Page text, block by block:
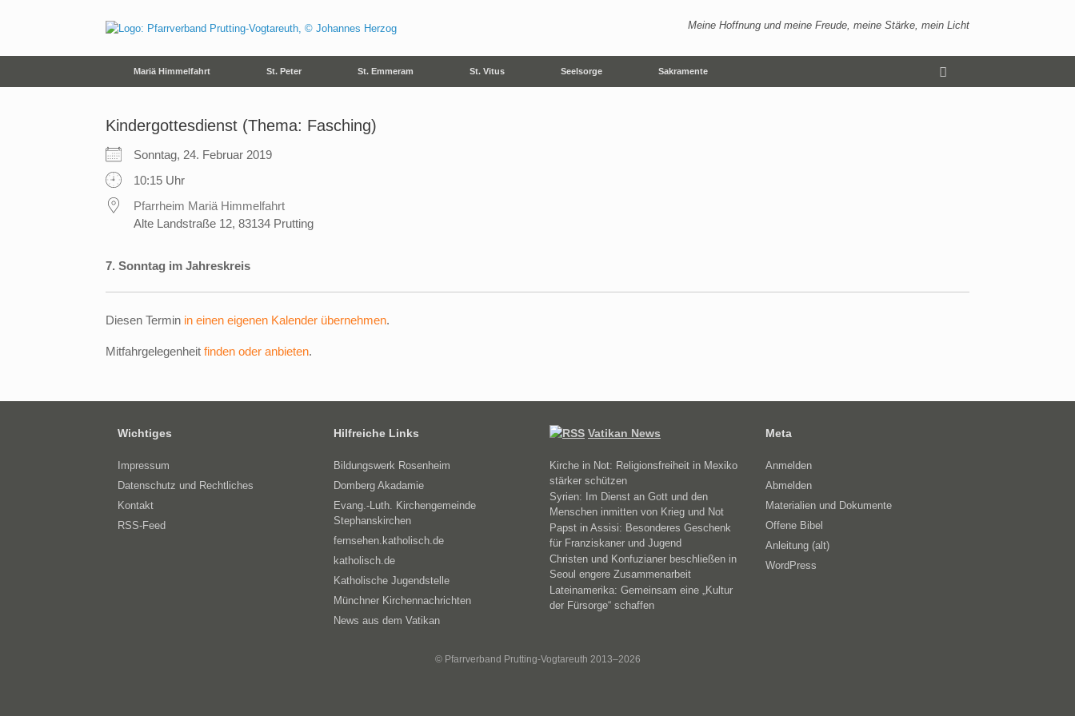
Meine Hoffnung und meine Freude, meine Stärke, mein Licht
Mariä Himmelfahrt St. Peter St. Emmeram St. Vitus Seelsorge Sakramente
Kindergottesdienst (Thema: Fasching)
Sonntag, 24. Februar 2019
10:15 Uhr
Pfarrheim Mariä Himmelfahrt
Alte Landstraße 12, 83134 Prutting
7. Sonntag im Jahreskreis
Diesen Termin in einen eigenen Kalender übernehmen.
Mitfahrgelegenheit finden oder anbieten.
Wichtiges
Impressum
Datenschutz und Rechtliches
Kontakt
RSS-Feed
Hilfreiche Links
Bildungswerk Rosenheim
Domberg Akadamie
Evang.-Luth. Kirchengemeinde
Stephanskirchen
fernsehen.katholisch.de
katholisch.de
Katholische Jugendstelle
Münchner Kirchennachrichten
News aus dem Vatikan
Vatikan News
Kirche in Not: Religionsfreiheit in Mexiko
stärker schützen
Syrien: Im Dienst an Gott und den
Menschen inmitten von Krieg und Not
Papst in Assisi: Besonderes Geschenk
für Franziskaner und Jugend
Christen und Konfuzianer beschließen in
Seoul engere Zusammenarbeit
Lateinamerika: Gemeinsam eine „Kultur
der Fürsorge“ schaffen
Meta
Anmelden
Abmelden
Materialien und Dokumente
Offene Bibel
Anleitung (alt)
WordPress
© Pfarrverband Prutting-Vogtareuth 2013–2026